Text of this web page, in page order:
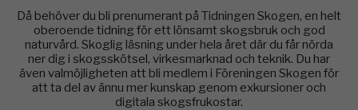
Då behöver du bli prenumerant på Tidningen Skogen, en helt
oberoende tidning för ett lönsamt skogsbruk och god
naturvård. Skoglig läsning under hela året där du får nörda
ner dig i skogsskötsel, virkesmarknad och teknik. Du har
även valmöjligheten att bli medlem i Föreningen Skogen för
att ta del av ännu mer kunskap genom exkursioner och
digitala skogsfrukostar.